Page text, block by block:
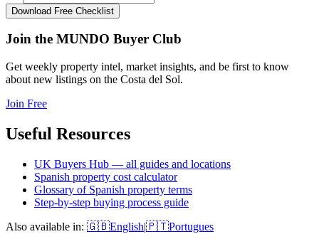
Download Free Checklist
Join the MUNDO Buyer Club
Get weekly property intel, market insights, and be first to know
about new listings on the Costa del Sol.
Join Free
Useful Resources
UK Buyers Hub — all guides and locations
Spanish property cost calculator
Glossary of Spanish property terms
Step-by-step buying process guide
Also available in: 🇬🇧English|🇵🇹Portugues